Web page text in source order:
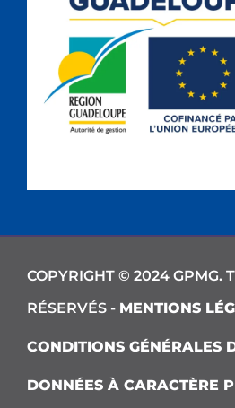
COPYRIGHT © 2024 GPMG.
RÉSERVÉS - MENTIONS
CONDITIONS GÉNÉRALES
DONNÉES À CARACTÈRE